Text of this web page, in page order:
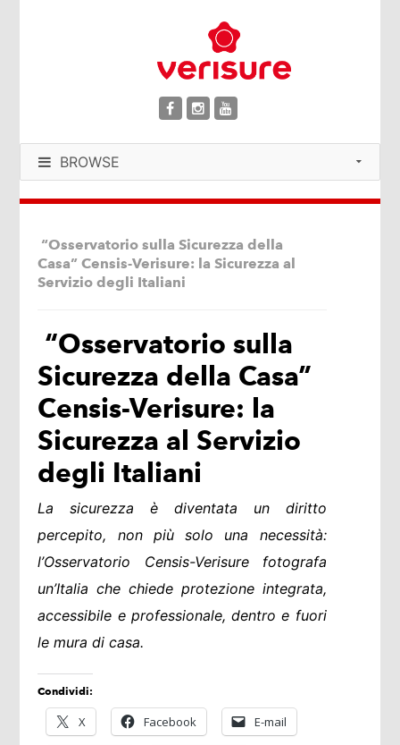
BROWSE
“Osservatorio sulla Sicurezza della
Casa” Censis-Verisure: la Sicurezza al
Servizio degli Italiani
“Osservatorio sulla
Sicurezza della Casa”
Censis-Verisure: la
Sicurezza al Servizio
degli Italiani
La sicurezza è diventata un diritto
percepito, non più solo una necessità:
l’Osservatorio Censis-Verisure fotografa
un’Italia che chiede protezione integrata,
accessibile e professionale, dentro e fuori
le mura di casa.
Condividi:
X Facebook E-mail